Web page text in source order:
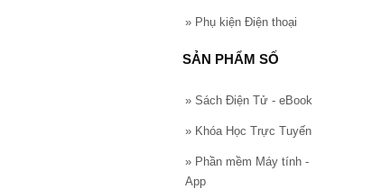
» Phụ kiện Điện thoại
SẢN PHẨM SỐ
» Sách Điện Tử - eBook
» Khóa Học Trực Tuyến
» Phần mềm Máy tính -
App